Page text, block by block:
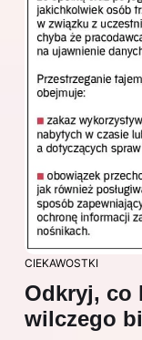
CIEKAWOSTKI
Odkryj, co
wilczego